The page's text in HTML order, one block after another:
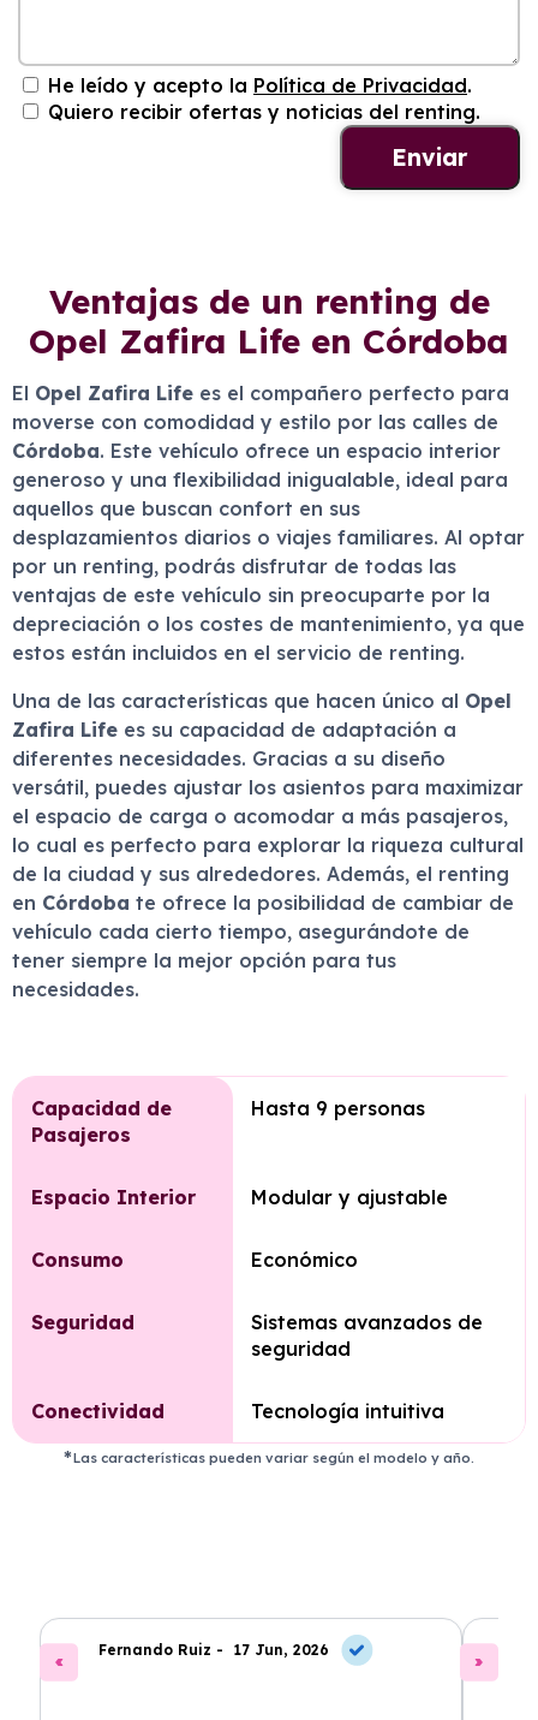
He leído y acepto la Política de Privacidad.
Quiero recibir ofertas y noticias del renting.
Ventajas de un renting de
Opel Zafira Life en Córdoba
El Opel Zafira Life es el compañero perfecto para
moverse con comodidad y estilo por las calles de
Córdoba. Este vehículo ofrece un espacio interior
generoso y una flexibilidad inigualable, ideal para
aquellos que buscan confort en sus
desplazamientos diarios o viajes familiares. Al optar
por un renting, podrás disfrutar de todas las
ventajas de este vehículo sin preocuparte por la
depreciación o los costes de mantenimiento, ya que
estos están incluidos en el servicio de renting.
Una de las características que hacen único al Opel
Zafira Life es su capacidad de adaptación a
diferentes necesidades. Gracias a su diseño
versátil, puedes ajustar los asientos para maximizar
el espacio de carga o acomodar a más pasajeros,
lo cual es perfecto para explorar la riqueza cultural
de la ciudad y sus alrededores. Además, el renting
en Córdoba te ofrece la posibilidad de cambiar de
vehículo cada cierto tiempo, asegurándote de
tener siempre la mejor opción para tus
necesidades.
Capacidad de
Pasajeros
Hasta 9 personas
Espacio Interior Modular y ajustable
Consumo Económico
Seguridad
Sistemas avanzados de
seguridad
Conectividad Tecnología intuitiva
Las características pueden variar según el modelo y año.
Fernando Ruiz - 17 Jun, 2026